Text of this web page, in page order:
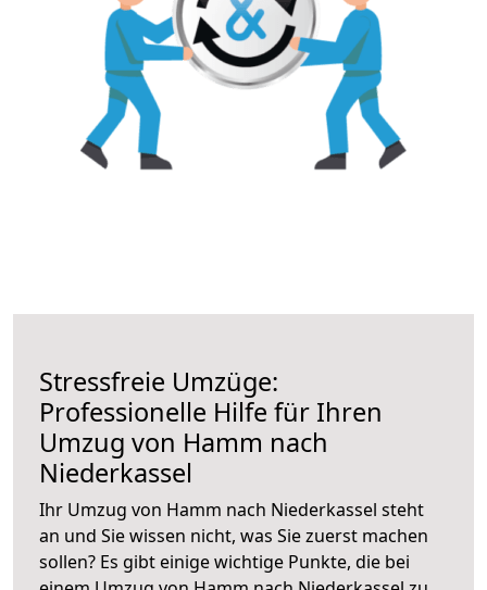
Stressfreie Umzüge:
Professionelle Hilfe für Ihren
Umzug von Hamm nach
Niederkassel
Ihr Umzug von Hamm nach Niederkassel steht
an und Sie wissen nicht, was Sie zuerst machen
sollen? Es gibt einige wichtige Punkte, die bei